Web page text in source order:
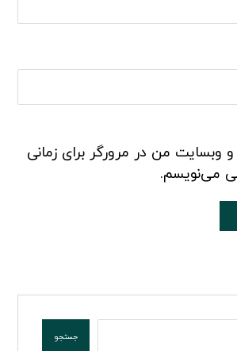
و وبسایت من در مرورگر برای زمانی
می‌نویسم.